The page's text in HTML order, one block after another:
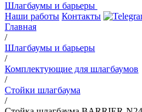
Шлагбаумы и барьеры
Наши работы Контакты
Главная
/
Шлагбаумы и барьеры
/
Комплектующие для шлагбаумов
/
Стойки шлагбаума
/